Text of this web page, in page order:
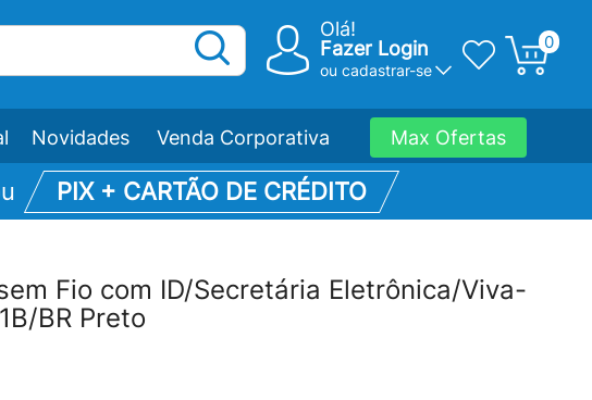
Olá!
Fazer Login
ou cadastrar-se
0
Novidades Venda Corporativa Max Ofertas
PIX + CARTÃO DE CRÉDITO
Fio com ID/Secretária Eletrônica/Viva-
BR Preto